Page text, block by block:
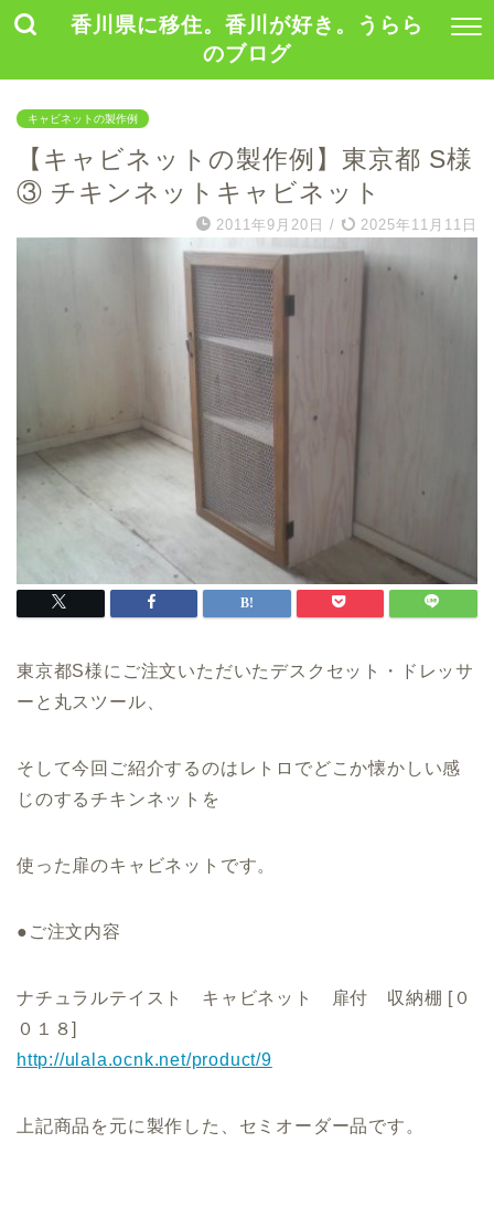
香川県に移住。香川が好き。うらら
のブログ
キャビネットの製作例
【キャビネットの製作例】東京都 S様
③ チキンネットキャビネット
2011年9月20日 / 2025年11月11日
東京都S様にご注文いただいたデスクセット・ドレッサ
ーと丸スツール、
そして今回ご紹介するのはレトロでどこか懐かしい感
じのするチキンネットを
使った扉のキャビネットです。
●ご注文内容
ナチュラルテイスト キャビネット 扉付 収納棚 [０
０１８]
http://ulala.ocnk.net/product/9
上記商品を元に製作した、セミオーダー品です。